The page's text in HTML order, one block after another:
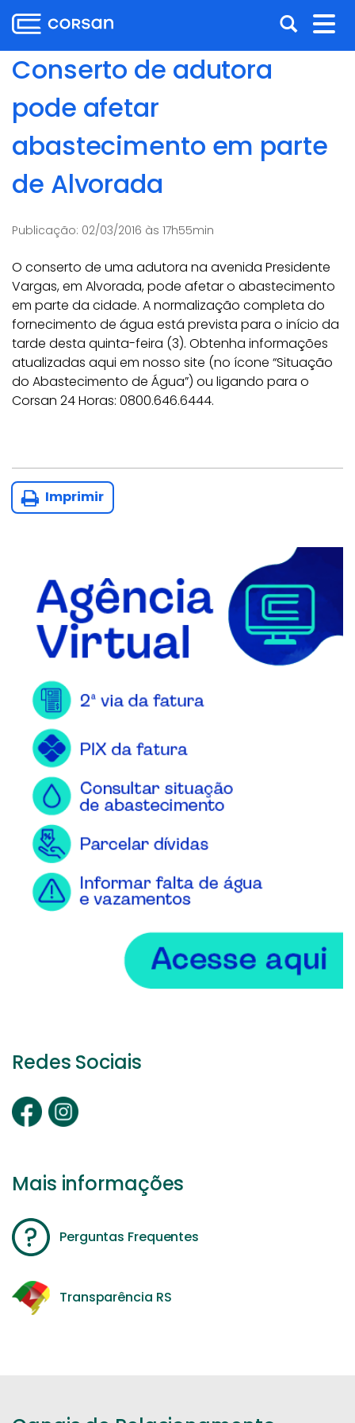
para
o
conteúdo
para
menu
para
para
o
conteúdo
Abrir
a
Conserto de adutora
pode afetar
abastecimento em parte
de Alvorada
Publicação: 02/03/2016 às 17h55min
O conserto de uma adutora na avenida Presidente
Vargas, em Alvorada, pode afetar o abastecimento
em parte da cidade. A normalização completa do
fornecimento de água está prevista para o início da
tarde desta quinta-feira (3). Obtenha informações
atualizadas aqui em nosso site (no ícone “Situação
do Abastecimento de Água”) ou ligando para o
Corsan 24 Horas: 0800.646.6444.
Imprimir
Redes Sociais
Mais informações
Perguntas Frequentes
Transparência RS